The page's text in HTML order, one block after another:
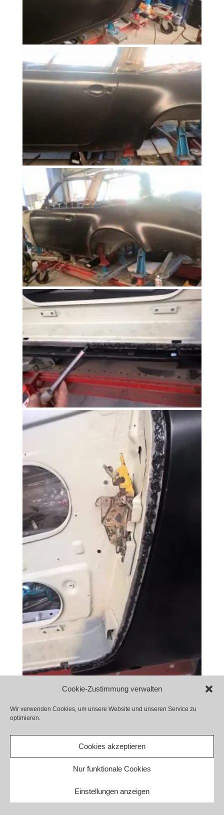
Cookie-Zustimmung verwalten
Wir verwenden Cookies, um unsere Website und unseren Service zu
optimieren.
Cookies akzeptieren
Nur funktionale Cookies
Einstellungen anzeigen